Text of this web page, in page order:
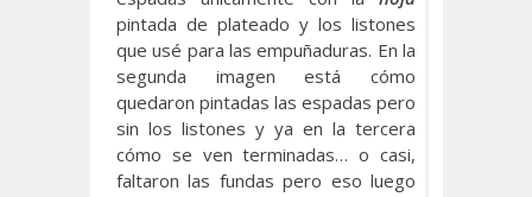
pintada de plateado y los listones
que usé para las empuñaduras. En la
segunda imagen está cómo
quedaron pintadas las espadas pero
sin los listones y ya en la tercera
cómo se ven terminadas… o casi,
faltaron las fundas pero eso luego